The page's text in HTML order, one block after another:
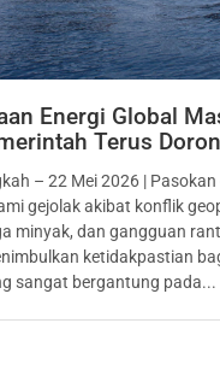
Energi Global
Terus
– 22 Mei 2026 | Pasokan
gejolak akibat konflik
minyak, dan gangguan
ketidakpastian
sangat bergantung pada...